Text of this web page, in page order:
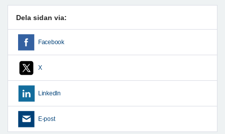
Dela sidan via:
Facebook
X
LinkedIn
E-post